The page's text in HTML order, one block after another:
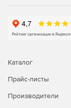
Каталог
Прайс-листы
Производители